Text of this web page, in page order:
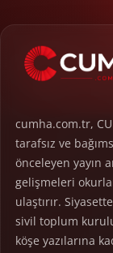
cumha.com.tr,
tarafsız ve
önceleyen yayın
gelişmeleri
ulaştırır.
sivil toplum
köşe yazılarına